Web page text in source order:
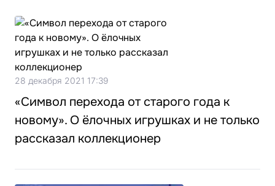
28 декабря 2021 17:39
«Символ перехода от старого года к
новому». О ёлочных игрушках и не только
рассказал коллекционер